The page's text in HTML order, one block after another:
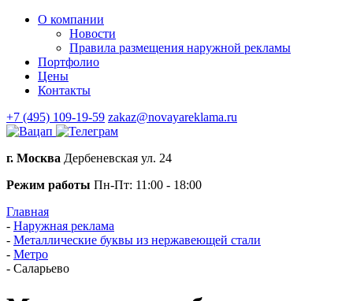
О компании
Новости
Правила размещения наружной рекламы
Портфолио
Цены
Контакты
+7 (495) 109-19-59 zakaz@novayareklama.ru
г. Москва Дербеневская ул. 24
Режим работы Пн-Пт: 11:00 - 18:00
Главная
- Наружная реклама
- Металлические буквы из нержавеющей стали
- Метро
- Саларьево